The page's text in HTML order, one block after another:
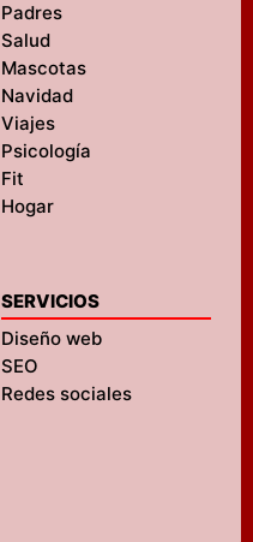
Padres
Salud
Mascotas
Navidad
Viajes
Psicología
Fit
Hogar
SERVICIOS
Diseño web
SEO
Redes sociales